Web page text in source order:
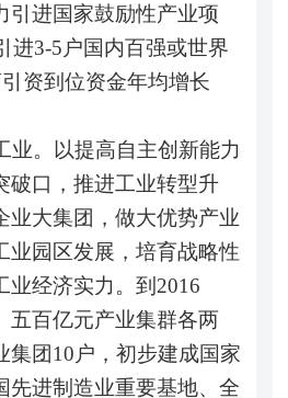
引进国家鼓励性产业项
进3-5户国内百强或世界
资到位资金年均增长
。以提高自主创新能力
破口，推进工业转型升
业大集团，做大优势产业
业园区发展，培育战略性
业经济实力。到2016
五百亿元产业集群各两
集团10户，初步建成国家
先进制造业重要基地、全